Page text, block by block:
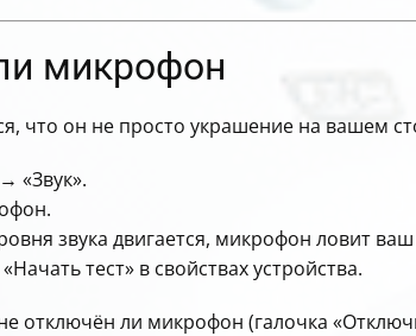
микрофон
что он не просто украшение на вашем
«Звук».
звука двигается, микрофон ловит ваш
тест» в свойствах устройства.
отключён ли микрофон (галочка